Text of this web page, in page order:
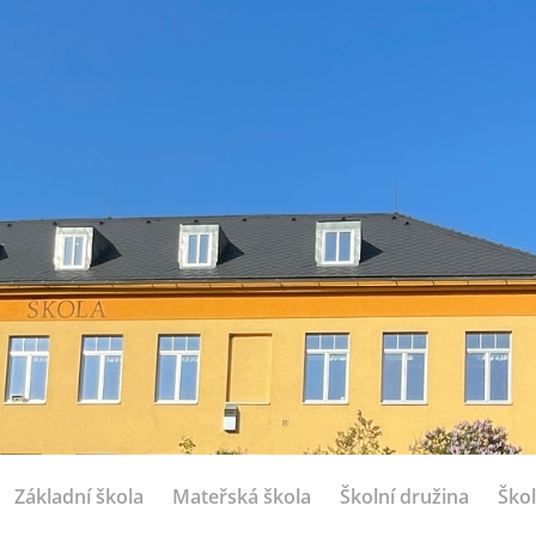
Základní škola Mateřská škola Školní družina